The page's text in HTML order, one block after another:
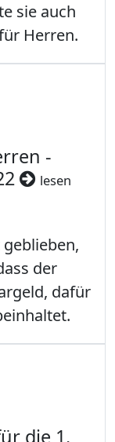
sie auch
Herren.
-
lesen
der
dafür
die 1.